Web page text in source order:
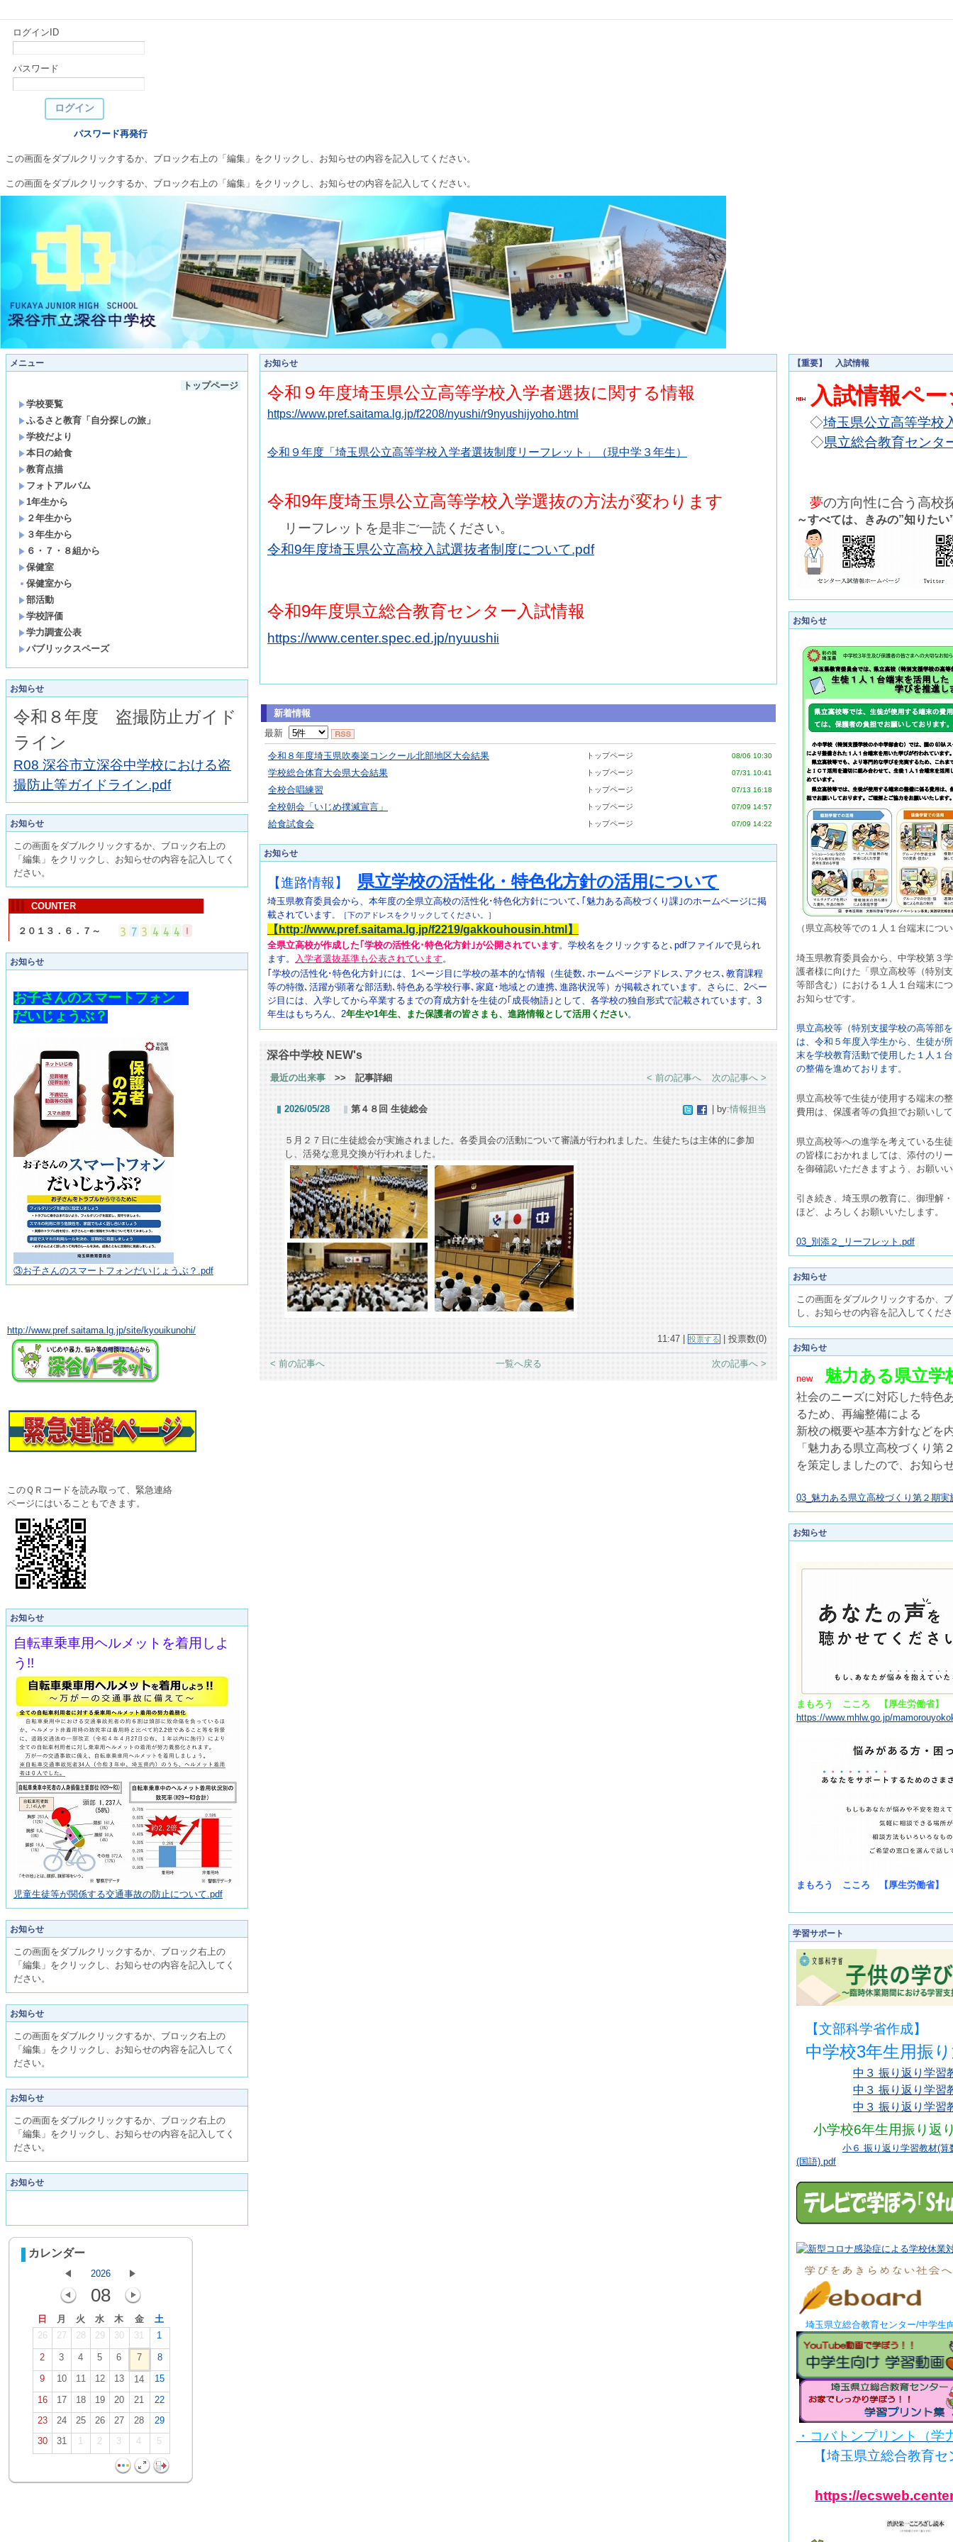
ログインID
パスワード
パスワード再発行
この画面をダブルクリックするか、ブロック右上の「編集」をクリックし、お知らせの内容を記入してください。
この画面をダブルクリックするか、ブロック右上の「編集」をクリックし、お知らせの内容を記入してください。
メニュー
トップページ
学校要覧
ふるさと教育「自分探しの旅」
学校だより
本日の給食
教育点描
フォトアルバム
1年生から
２年生から
３年生から
６・７・８組から
保健室
保健室から
部活動
学校評価
学力調査公表
パブリックスペーズ
お知らせ
令和８年度 盗撮防止ガイド
ライン
R08 深谷市立深谷中学校における盗
撮防止等ガイドライン.pdf
お知らせ
この画面をダブルクリックするか、ブロック右上の
「編集」をクリックし、お知らせの内容を記入してく
ださい。
COUNTER
２０１３．６．７～
お知らせ
お子さんのスマートフォン
だいじょうぶ？
③お子さんのスマートフォンだいじょうぶ？.pdf
http://www.pref.saitama.lg.jp/site/kyouikunohi/
このＱＲコードを読み取って、緊急連絡
ページにはいることもできます。
お知らせ
自転車乗車用ヘルメットを着用しよ
う!!
児童生徒等が関係する交通事故の防止について.pdf
お知らせ
この画面をダブルクリックするか、ブロック右上の
「編集」をクリックし、お知らせの内容を記入してく
ださい。
お知らせ
この画面をダブルクリックするか、ブロック右上の
「編集」をクリックし、お知らせの内容を記入してく
ださい。
お知らせ
この画面をダブルクリックするか、ブロック右上の
「編集」をクリックし、お知らせの内容を記入してく
ださい。
お知らせ
カレンダー
2026
08
日 月 火 水 木 金
土
26
27 28 29 30 31 1
2 3 4 5 6 7
8
9
10 11 12 13 14
15
16
17 18 19 20 21
22
23
24 25 26 27 28
29
30
31 1 2 3 4 5
お知らせ
令和９年度埼玉県公立高等学校入学者選抜に関する情報
https://www.pref.saitama.lg.jp/f2208/nyushi/r9nyushijyoho.html
令和９年度「埼玉県公立高等学校入学者選抜制度リーフレット」（現中学３年生）
令和9年度埼玉県公立高等学校入学選抜の方法が変わります
リーフレットを是非ご一読ください。
令和9年度埼玉県公立高校入試選抜者制度について.pdf
令和9年度県立総合教育センター入試情報
https://www.center.spec.ed.jp/nyuushii
新着情報
最新
令和８年度埼玉県吹奏楽コンクール北部地区大会結果 トップページ 08/06 10:30
学校総合体育大会県大会結果 トップページ 07/31 10:41
全校合唱練習 トップページ 07/13 16:18
全校朝会「いじめ撲滅宣言」 トップページ 07/09 14:57
給食試食会 トップページ 07/09 14:22
お知らせ
【進路情報】 県立学校の活性化・特色化方針の活用について
埼玉県教育委員会から、本年度の全県立高校の活性化･特色化方針について､｢ 魅力ある高校づくり 課｣のホームページに掲
載されています 。［下のアドレスをクリックしてください。］
【 http://www.pref.saitama.lg.jp/f2219/gakkouhousin.html 】
全県立高校が作成した｢学校の活性化･特色化方針｣が公開されています。学校名をクリックすると､pdfファイルで見られ
ます。
入学者選抜基準も公表されています。
｢学校の活性化･特色化方針｣には、1ページ目に学校の基本的な情報（生徒数､ホームページアドレス､アクセス､教育課程
等の特徴､活躍が顕著な部活動､特色ある学校行事､家庭･地域との連携､進路状況等）が掲載されています。 さらに、2ペー
ジ目には、入学してから卒業するまでの育成方針を生徒の｢成長物語｣として、各学校の独自形式で記載されています。3
年生はもちろん、2年生や1年生、また保護者の皆さまも、進路情報として活用ください。
深谷中学校 NEW's
最近の出来事 >> 記事詳細 < 前の記事へ 次の記事へ >
2026/05/28 第４８回 生徒総会 | by:情報担当
５月２７日に生徒総会が実施されました。各委員会の活動について審議が行われました。生徒たちは主体的に参加
し、活発な意見交換が行われました。
11:47 | 投票する | 投票数(0)
< 前の記事へ 次の記事へ >
一覧へ戻る
【重要】 入試情報
入試情報ペ
◇埼玉県公立高等学校
◇県立総合教育センタ
夢の方向性に合う高校
～すべては、きみの”知りた
お知らせ
（県立高校等での１人１台端末につ
埼玉県教育委員会から、中学校第３
護者様に向けた「県立高校等（特別
等部含む）における１人１台端末に
お知らせです。
県立高校等（特別支援学校の高等部
は、令和５年度入学生から、生徒が
末を学校教育活動で使用した１人１
の整備を進めております。
県立高校等で生徒が使用する端末の
費用は、保護者等の負担でお願いし
県立高校等への進学を考えている生
の皆様におかれましては、添付のリ
を御確認いただきますよう、お願い
引き続き、埼玉県の教育に、御理解
ほど、よろしくお願いいたします。
03_別添２_リーフレット.pdf
お知らせ
この画面をダブルクリックするか、
し、お知らせの内容を記入してくだ
お知らせ
new 魅力ある県立学
社会のニーズに対応した特色
るため、再編整備による
新校の概要や基本方針などを
「魅力ある県立高校づくり第
を策定しましたので、お知ら
03_魅力ある県立高校づくり第２期実
お知らせ
まもろう こころ 【厚生労働省】
https://www.mhlw.go.jp/
まもろう こころ 【厚生労働省】
学習サポート
【文部科学省作成】
中学校3年生用振
中３ 振り返り学習
中３ 振り返り学習
中３ 振り返り学習
小学校6年生用振り返
小６ 振り返り学習教材(算
(国語).pdf
埼玉県立総合教育センター/中学生
・ コバトンプリント（学
【埼玉県立総合教育
https://